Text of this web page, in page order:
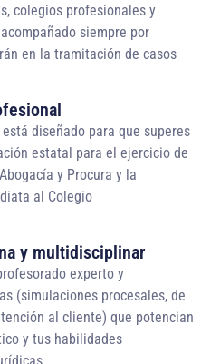
colegios profesionales y
siempre por
en la tramitación de casos
diseñado para que superes
estatal para el ejercicio de
y Procura y la
al Colegio
y multidisciplinar
experto y
(simulaciones procesales, de
al cliente) que potencian
y tus habilidades